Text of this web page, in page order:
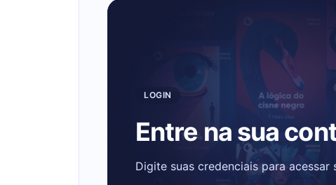
LOGIN
Entre na sua
Digite suas credenciais para acessar